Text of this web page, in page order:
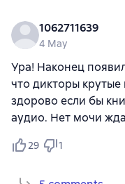
1062711639
4 May
Ура! Наконец
что дикторы
здорово если бы
аудио. Нет мочи
29 1